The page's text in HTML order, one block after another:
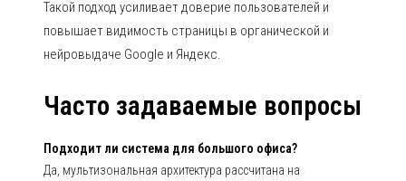
Такой подход усиливает доверие пользователей и
повышает видимость страницы в органической и
нейровыдаче Google и Яндекс.
Часто задаваемые вопросы
Подходит ли система для большого офиса?
Да, мультизональная архитектура рассчитана на